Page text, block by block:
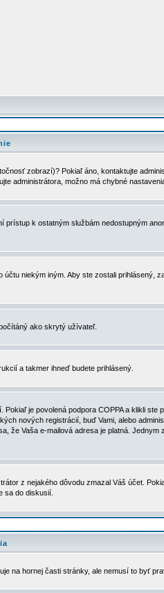
zobrazí)? Pokiaľ áno, kontaktujte
administrátora, možno má chybné
k ostatným službám nedostupným
niekým iným. Aby ste zostali prihlásený,
ako skrytý užívateľ.
a takmer ihneď budete prihlásený.
je povolená podpora COPPA a klikli ste
nových registrácií, buď Vami, alebo
že Vaša e-mailová adresa je platná.
z nejakého dôvodu zmazal Váš účet.
sa do diskusií.
na hornej časti stránky, ale nemusí to byť